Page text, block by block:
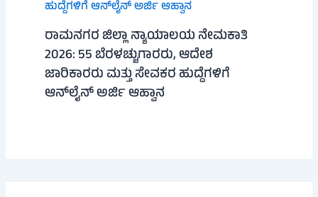
ರಾಮನಗರ ಜಿಲ್ಲಾ ನ್ಯಾಯಾಲಯ ನೇಮಕಾತಿ
2026: 55 ಬೆರಳಚ್ಚುಗಾರರು, ಆದೇಶ
ಜಾರಿಕಾರರು ಮತ್ತು ಸೇವಕರ ಹುದ್ದೆಗಳಿಗೆ
ಆನ್‌ಲೈನ್ ಅರ್ಜಿ ಆಹ್ವಾನ